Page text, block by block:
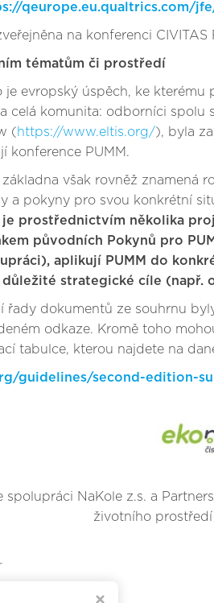
qeurope.eu.qualtrics.com/
na konferenci CIVITAS
tématům či prostředí
je evropský úspěch, ke
celá komunita: odborníci
(https://www.eltis.org/), byla
konference PUMM.
základna však rovněž
a pokyny pro svou konkrétní
je prostřednictvím několika
původních Pokynů pro
aplikují PUMM do
strategické cíle (např.
řady dokumentů ze souhrnu
odkaze. Kromě toho
tabulce, kterou najdete na
guidelines/second-edition-
spolupráci NaKole z.s. a
životního prostředí